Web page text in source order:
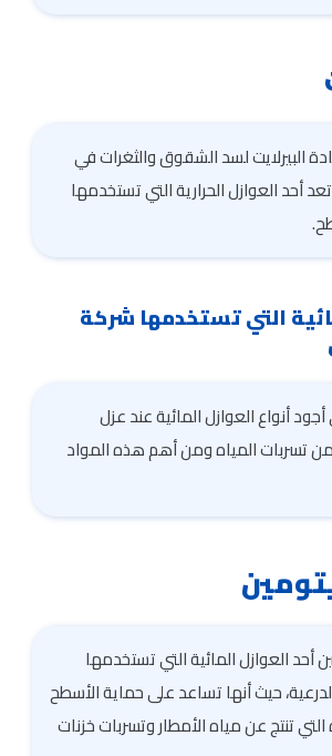
البيرلايت لسد الشقوق والثغرات في
أحد العوازل الحرارية التي تستخدمها
التي تستخدمها شركة
أنواع العوازل المائية عند عزل
تسربات المياه ومن أهم هذه المواد
أحد العوازل المائية التي تستخدمها
حيث أنها تساعد على حماية الأسطح
تنتج عن مياه الأمطار وتسربات خزنات